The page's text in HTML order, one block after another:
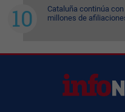
Cataluña continúa
millones de